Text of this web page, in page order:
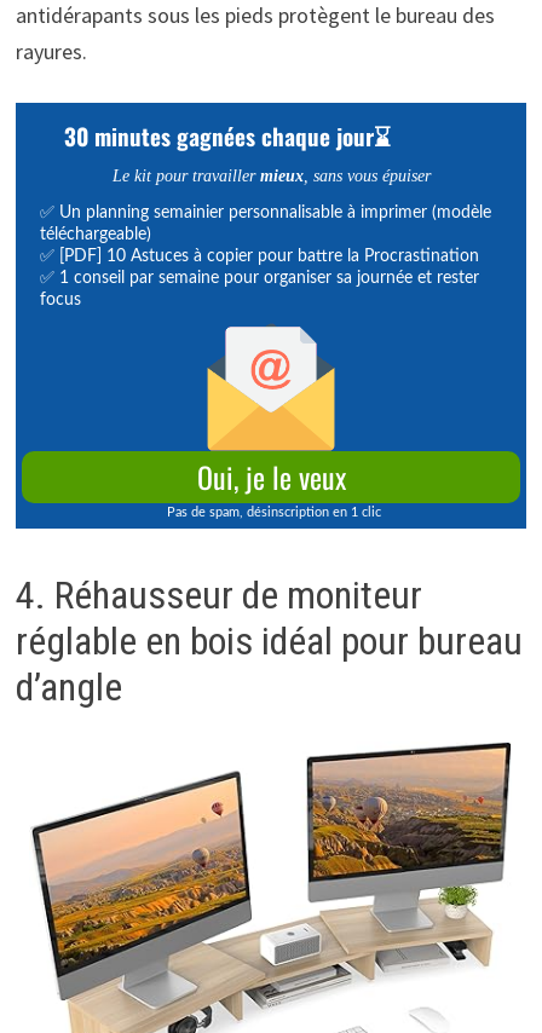
antidérapants sous les pieds protègent le bureau des
rayures.
4. Réhausseur de moniteur
réglable en bois idéal pour bureau
d’angle